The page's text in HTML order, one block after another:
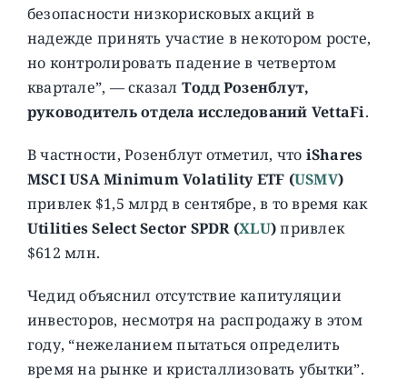
безопасности низкорисковых акций в
надежде принять участие в некотором росте,
но контролировать падение в четвертом
квартале”, — сказал Тодд Розенблут,
руководитель отдела исследований VettaFi.
В частности, Розенблут отметил, что iShares
MSCI USA Minimum Volatility ETF (USMV)
привлек $1,5 млрд в сентябре, в то время как
Utilities Select Sector SPDR (XLU)привлек
$612 млн.
Чедид объяснил отсутствие капитуляции
инвесторов, несмотря на распродажу в этом
году, “нежеланием пытаться определить
время на рынке и кристаллизовать убытки”.